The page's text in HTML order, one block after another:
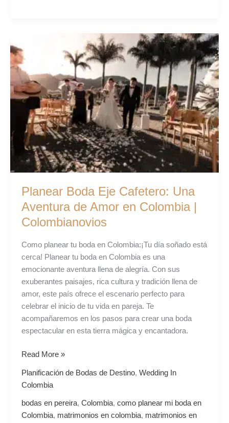
Planear Boda Eje Cafetero: Una
Aventura de Amor en Colombia |
Colombianovios
Como planear tu boda en Colombia:¡Tu día soñado está
cerca! Planear tu boda en Colombia es una
emocionante aventura llena de alegría. Con sus
exuberantes paisajes, rica cultura y tradición llena de
amor, este país ofrece el escenario perfecto para
celebrar el inicio de tu vida en pareja. Te
acompañaremos en los pasos para crear una boda
espectacular en esta tierra mágica y encantadora.
Boda
Eje
Cafetero:
Una
Aventura
de
Amor
en
Colombia
|
Colombianovios
Read More »
Planificación de Bodas de Destino, Wedding In
Colombia
bodas en pereira, Colombia, como planear mi boda en
Colombia, matrimonios en colombia, matrimonios en